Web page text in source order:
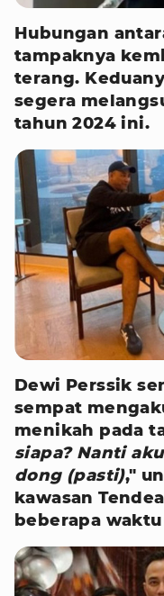
Hubungan
tampaknya
terang.
segera
tahun 2024 ini.
Dewi Perssik
sempat
menikah pada
siapa? Nanti
dong (pasti),"
kawasan
beberapa